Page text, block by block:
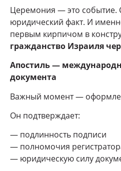
Церемония — это событие.
юридический факт. И
первым кирпичом в
гражданство Израиля
Апостиль —
документа
Важный момент —
Он подтверждает:
— подлинность подписи
— полномочия
— юридическую силу